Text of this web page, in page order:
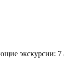
экскурсии: